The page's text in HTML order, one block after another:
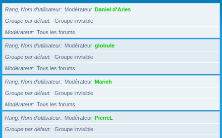
Rang, Nom d’utilisateur Modérateur Daniel d'Arles
Groupe par défaut
Groupe invisible
Modérateur
Tous les forums
Rang, Nom d’utilisateur Modérateur globule
Groupe par défaut
Groupe invisible
Modérateur
Tous les forums
Rang, Nom d’utilisateur Modérateur Marieh
Groupe par défaut
Groupe invisible
Modérateur
Tous les forums
Rang, Nom d’utilisateur Modérateur PierreL
Groupe par défaut
Groupe invisible